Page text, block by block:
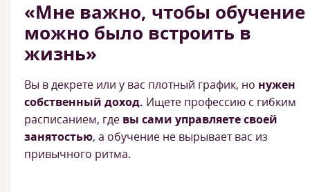
«Мне важно, чтобы обучение
можно было встроить в
жизнь»
Вы в декрете или у вас плотный график, но нужен
собственный доход. Ищете профессию с гибким
расписанием, где вы сами управляете своей
занятостью, а обучение не вырывает вас из
привычного ритма.